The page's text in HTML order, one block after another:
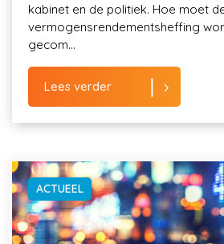
kabinet en de politiek. Hoe moet
vermogensrendementsheffing
gecom...
Lees verder
ACTUEEL